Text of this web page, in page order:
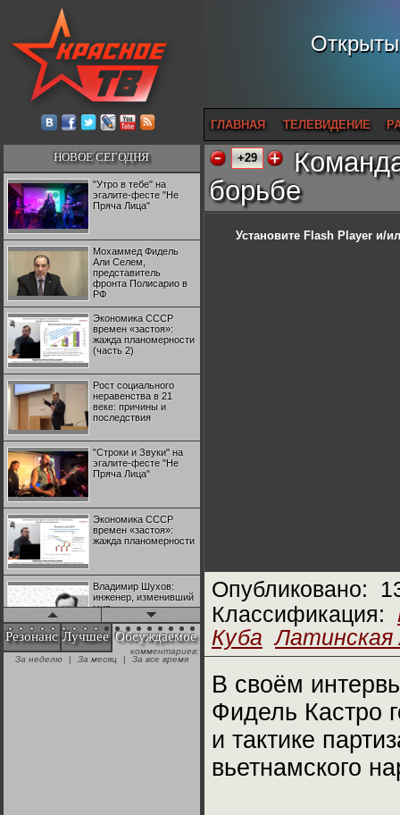
ГЛАВНАЯ ТЕЛЕВИДЕНИЕ
НОВОЕ СЕГОДНЯ
"Утро в тебе" на
эгалите-фесте "Не
Пряча Лица"
Мохаммед Фидель
Али Селем,
представитель
фронта Полисарио в
РФ
Экономика СССР
времен «застоя»:
жажда планомерности
(часть 2)
Рост социального
неравенства в 21
веке: причины и
последствия
"Строки и Звуки" на
эгалите-фесте "Не
Пряча Лица"
Экономика СССР
времен «застоя»:
жажда планомерности
Владимир Шухов:
инженер, изменивший
мир
"Аркадий Коц" на
эгалите-фесте "Не
Резонанс Лучшее Обсуждаемое
комментариев:
За неделю
| За месяц | За все время
+29
борьбе
Установите Flash Player и/
Опубликовано:
Классификация:
Куба Латинская
В своём
Фидель Кастро
и тактике
вьетнамского